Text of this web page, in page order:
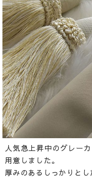
人気急上昇中のグレー
用意しました。
厚みのあるしっかりとし